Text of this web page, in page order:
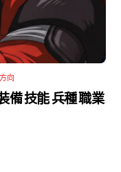
向
備 技能 兵種 職業